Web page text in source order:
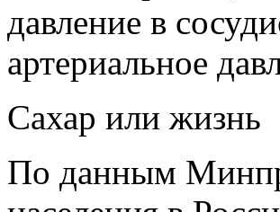
давление в
артериальное
Сахар или жизнь
По данным